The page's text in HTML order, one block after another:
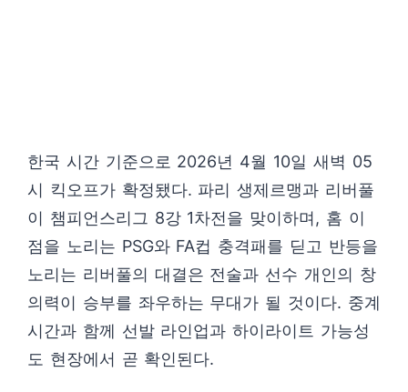
한국 시간 기준으로 2026년 4월 10일 새벽 05
시 킥오프가 확정됐다. 파리 생제르맹과 리버풀
이 챔피언스리그 8강 1차전을 맞이하며, 홈 이
점을 노리는 PSG와 FA컵 충격패를 딛고 반등을
노리는 리버풀의 대결은 전술과 선수 개인의 창
의력이 승부를 좌우하는 무대가 될 것이다. 중계
시간과 함께 선발 라인업과 하이라이트 가능성
도 현장에서 곧 확인된다.